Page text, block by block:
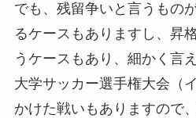
でも、残留争いと言うもの
るケースもありますし、昇
うケースもあり、細かく言
大学サッカー選手権大会（
かけた戦いもありますので